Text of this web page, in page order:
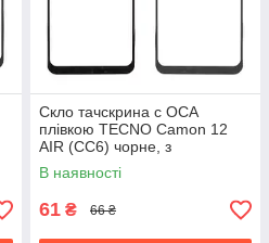
Скло тачскрина c OCA
плівкою TECNO Camon 12
AIR (CC6) чорне, з
олеофобним покриттям,
загартоване
В наявності
61 ₴ 66 ₴